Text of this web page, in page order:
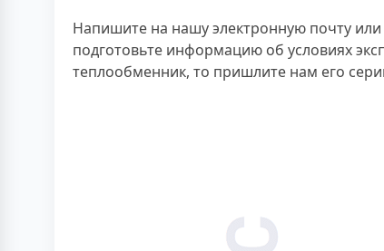
Напишите на нашу электронную почту
подготовьте информацию об условиях
теплообменник, то пришлите нам его